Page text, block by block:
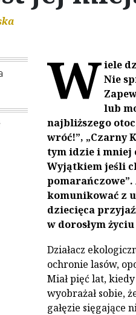
Wiele
Nie
lub
najbliższego
wróć!”, „Czarny
tym idzie i mniej
Wyjątkiem jeśli
pomarańczowe”.
komunikować z
dziecięca
w dorosłym
Działacz
ochronie lasów,
Miał pięć lat,
wyobrażał sobie,
gałęzie sięgające